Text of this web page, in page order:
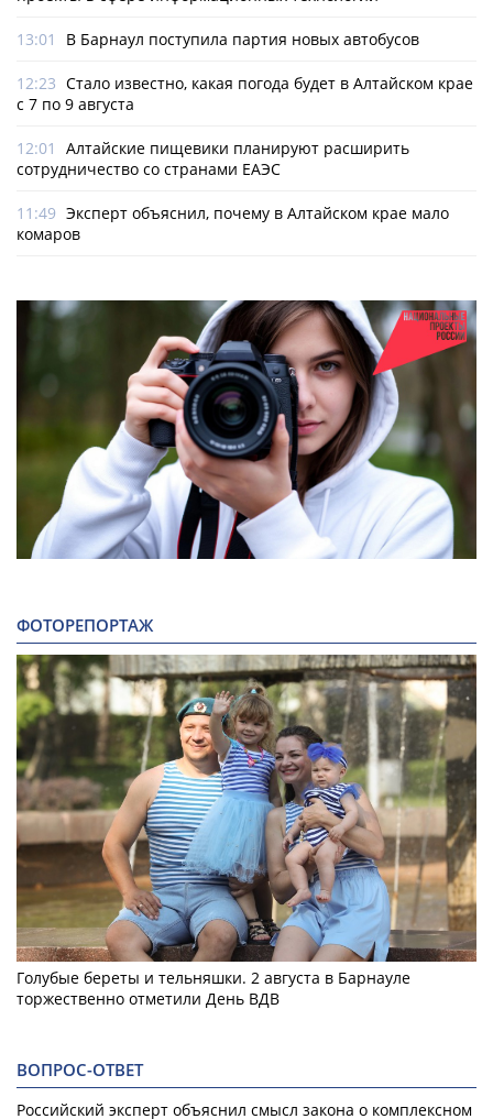
13:01 В Барнаул поступила партия новых автобусов
12:23 Стало известно, какая погода будет в Алтайском крае
с 7 по 9 августа
12:01
Алтайские пищевики планируют расширить
сотрудничество со странами ЕАЭС
11:49 Эксперт объяснил, почему в Алтайском крае мало
комаров
ФОТОРЕПОРТАЖ
Голубые береты и тельняшки. 2 августа в Барнауле
торжественно отметили День ВДВ
ВОПРОС-ОТВЕТ
Российский эксперт объяснил смысл закона о комплексном